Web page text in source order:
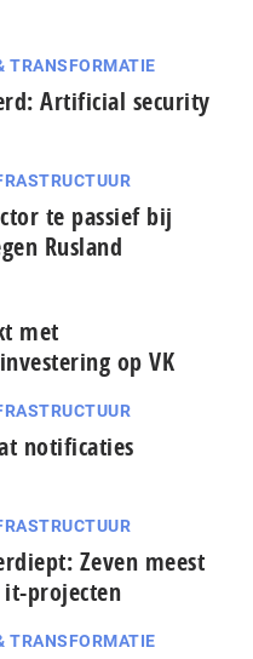
TRANSFORMATIE
Artificial security
te passief bij
Rusland
met
op VK
notificaties
Zeven meest
it-projecten
TRANSFORMATIE